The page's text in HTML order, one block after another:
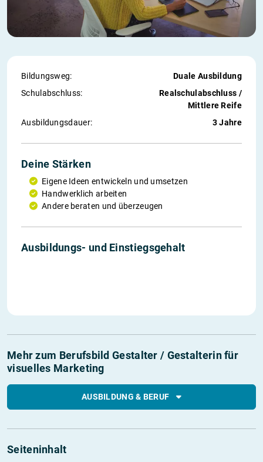
Bildungsweg:
Duale Ausbildung
Schul­abschluss:
Realschulabschluss /
Mittlere Reife
Ausbildungs­dauer:
3 Jahre
Deine Stärken
Eigene Ideen entwickeln und umsetzen
Handwerklich arbeiten
Andere beraten und überzeugen
Ausbildungs- und Einstiegs­gehalt
800 €
880 €
1.000 €
Mehr zum Berufsbild Gestalter / Gestalterin für
visuelles Marketing
AUSBILDUNG & BERUF
Seiteninhalt